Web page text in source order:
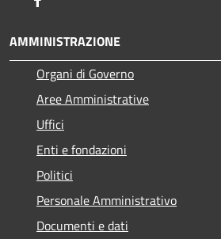
AMMINISTRAZIONE
Organi di Governo
Aree Amministrative
Uffici
Enti e fondazioni
Politici
Personale Amministrativo
Documenti e dati